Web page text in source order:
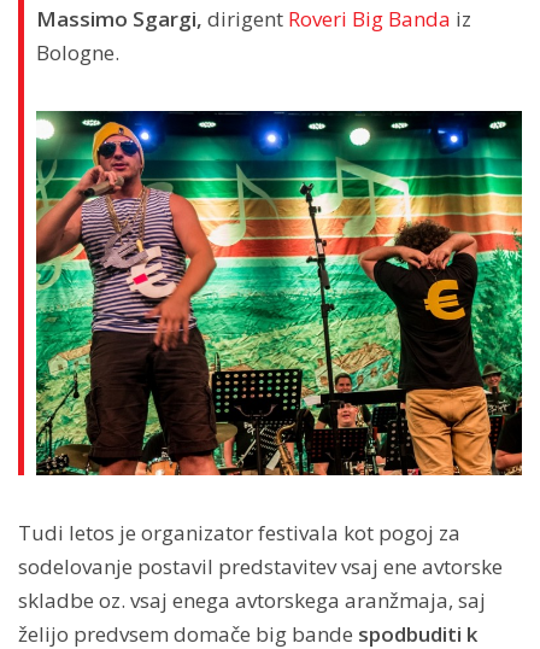
Massimo Sgargi, dirigent Roveri Big Banda iz
Bologne.
Tudi letos je organizator festivala kot pogoj za
sodelovanje postavil predstavitev vsaj ene avtorske
skladbe oz. vsaj enega avtorskega aranžmaja, saj
želijo predvsem domače big bande spodbuditi k